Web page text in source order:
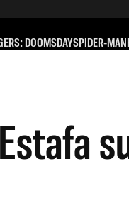
DOOMSDAYSPIDER-MAN